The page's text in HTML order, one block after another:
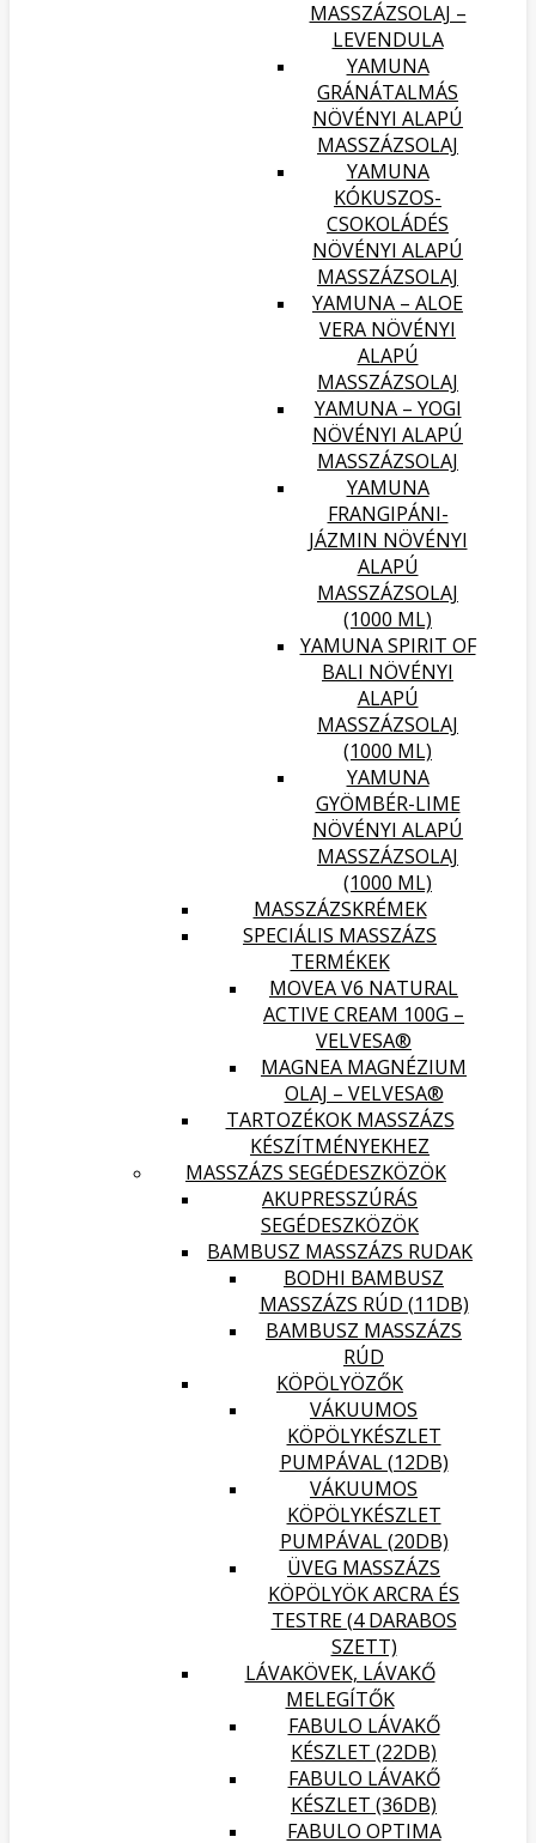
MASSZÁZSOLAJ –
LEVENDULA
YAMUNA
GRÁNÁTALMÁS
NÖVÉNYI ALAPÚ
MASSZÁZSOLAJ
YAMUNA
KÓKUSZOS-
CSOKOLÁDÉS
NÖVÉNYI ALAPÚ
MASSZÁZSOLAJ
YAMUNA – ALOE
VERA NÖVÉNYI
ALAPÚ
MASSZÁZSOLAJ
YAMUNA – YOGI
NÖVÉNYI ALAPÚ
MASSZÁZSOLAJ
YAMUNA
FRANGIPÁNI-
JÁZMIN NÖVÉNYI
ALAPÚ
MASSZÁZSOLAJ
(1000 ML)
YAMUNA SPIRIT OF
BALI NÖVÉNYI
ALAPÚ
MASSZÁZSOLAJ
(1000 ML)
YAMUNA
GYÖMBÉR-LIME
NÖVÉNYI ALAPÚ
MASSZÁZSOLAJ
(1000 ML)
MASSZÁZSKRÉMEK
SPECIÁLIS MASSZÁZS
TERMÉKEK
MOVEA V6 NATURAL
ACTIVE CREAM 100G –
VELVESA®
MAGNEA MAGNÉZIUM
OLAJ – VELVESA®
TARTOZÉKOK MASSZÁZS
KÉSZÍTMÉNYEKHEZ
MASSZÁZS SEGÉDESZKÖZÖK
AKUPRESSZÚRÁS
SEGÉDESZKÖZÖK
BAMBUSZ MASSZÁZS RUDAK
BODHI BAMBUSZ
MASSZÁZS RÚD (11DB)
BAMBUSZ MASSZÁZS
RÚD
KÖPÖLYÖZŐK
VÁKUUMOS
KÖPÖLYKÉSZLET
PUMPÁVAL (12DB)
VÁKUUMOS
KÖPÖLYKÉSZLET
PUMPÁVAL (20DB)
ÜVEG MASSZÁZS
KÖPÖLYÖK ARCRA ÉS
TESTRE (4 DARABOS
SZETT)
LÁVAKÖVEK, LÁVAKŐ
MELEGÍTŐK
FABULO LÁVAKŐ
KÉSZLET (22DB)
FABULO LÁVAKŐ
KÉSZLET (36DB)
FABULO OPTIMA